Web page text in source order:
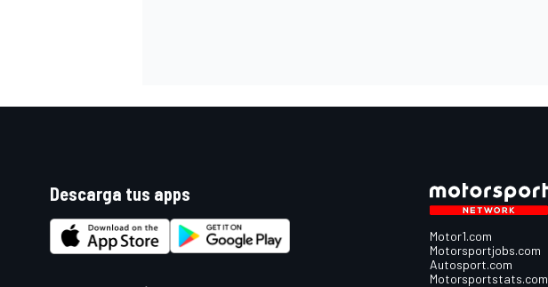
Descarga tus apps
Motor1.com
Motorsportjobs.com
Autosport.com
Motorsportstats.com